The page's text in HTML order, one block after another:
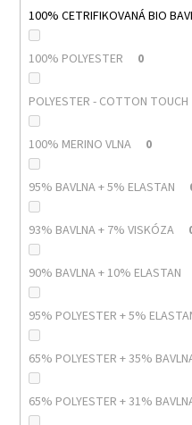
100% CETRIFIKOVANÁ BIO
100% POLYESTER 0
POLYESTER - COTTON TOUCH
100% MERINO VLNA 0
95% BAVLNA + 5% ELASTAN
93% BAVLNA + 7% VISKÓZA
90% BAVLNA + 10% ELASTAN
95% POLYESTER + 5%
65% POLYESTER + 35%
65% POLYESTER + 31%